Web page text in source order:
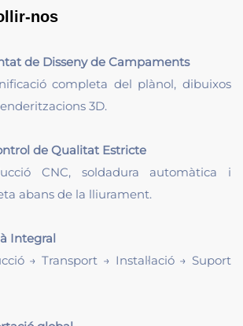
nos
de Disseny de Campaments
completa del plànol, dibuixos
3D.
de Qualitat Estricte
CNC, soldadura automàtica i
abans de la lliurament.
Integral
→ Transport → Instal·lació → Suport